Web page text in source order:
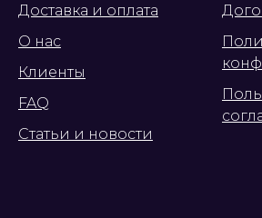
Доставка и оплата
О нас
Клиенты
FAQ
Статьи и новости